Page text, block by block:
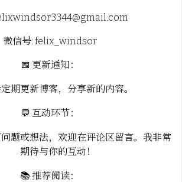
微信号: felix_windsor
📅 更新通知：
期更新博客，分享新的内容。
💬 互动环节：
题或想法，欢迎在评论区留言。我非常
期待与你的互动！
📚 推荐阅读：